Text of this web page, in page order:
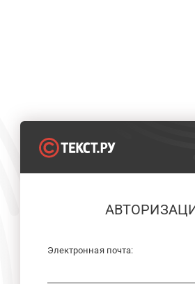
Электронная почта: